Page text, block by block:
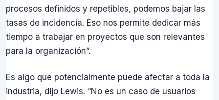
procesos definidos y repetibles, podemos bajar las
tasas de incidencia. Eso nos permite dedicar más
tiempo a trabajar en proyectos que son relevantes
para la organización”.
Es algo que potencialmente puede afectar a toda la
industria, dijo Lewis. “No es un caso de usuarios